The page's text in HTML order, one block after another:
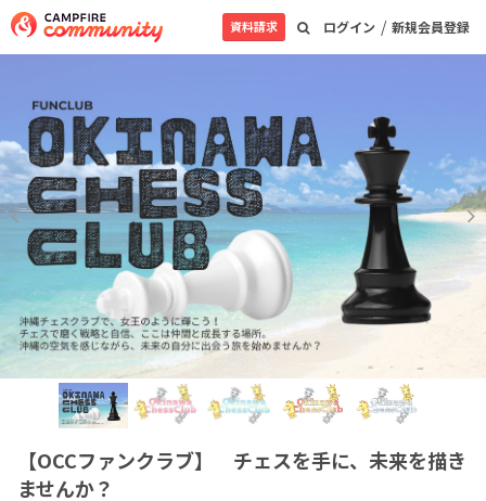
ログイン / 新規会員登録
資料請求
【OCCファンクラブ】 チェスを手に、未来を描き
ませんか？